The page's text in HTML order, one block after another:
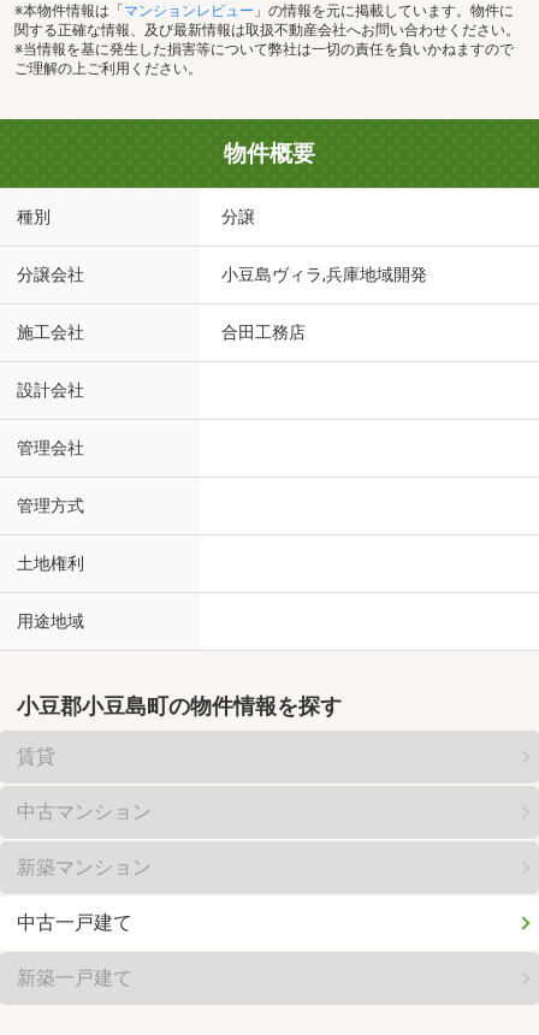
※本物件情報は「 マンションレビュー 」の情報を元に掲載しています。物件に
関する正確な情報、及び最新情報は取扱不動産会社へお問い合わせください。
※当情報を基に発生した損害等について弊社は一切の責任を負いかねますので
ご理解の上ご利用ください。
物件概要
種別 分譲
分譲会社 小豆島ヴィラ,兵庫地域開発
施工会社 合田工務店
設計会社
管理会社
管理方式
土地権利
用途地域
小豆郡小豆島町の物件情報を探す
賃貸
中古マンション
新築マンション
中古一戸建て
新築一戸建て